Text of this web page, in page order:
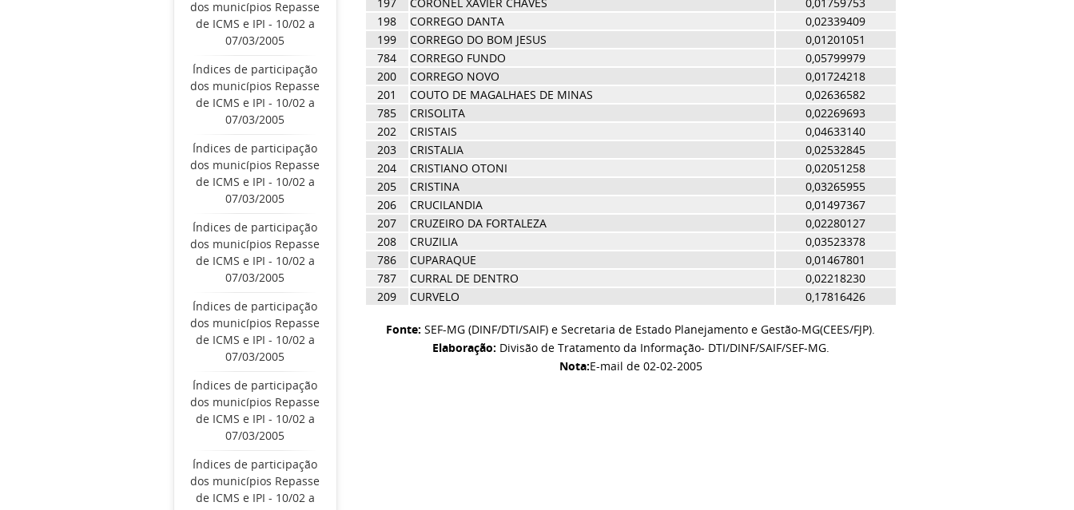
dos municípios Repasse
de ICMS e IPI - 10/02 a
07/03/2005
Índices de participação
dos municípios Repasse
de ICMS e IPI - 10/02 a
07/03/2005
Índices de participação
dos municípios Repasse
de ICMS e IPI - 10/02 a
07/03/2005
Índices de participação
dos municípios Repasse
de ICMS e IPI - 10/02 a
07/03/2005
Índices de participação
dos municípios Repasse
de ICMS e IPI - 10/02 a
07/03/2005
Índices de participação
dos municípios Repasse
de ICMS e IPI - 10/02 a
07/03/2005
Índices de participação
dos municípios Repasse
de ICMS e IPI - 10/02 a
198
CORREGO DANTA
0,02339409
199
CORREGO DO BOM JESUS
0,01201051
784
CORREGO FUNDO
0,05799979
200
CORREGO NOVO
0,01724218
201
COUTO DE MAGALHAES DE MINAS
0,02636582
785
CRISOLITA
0,02269693
202
CRISTAIS
0,04633140
203
CRISTALIA
0,02532845
204
CRISTIANO OTONI
0,02051258
205
CRISTINA
0,03265955
206
CRUCILANDIA
0,01497367
207
CRUZEIRO DA FORTALEZA
0,02280127
208
CRUZILIA
0,03523378
786
CUPARAQUE
0,01467801
787
CURRAL DE DENTRO
0,02218230
209
CURVELO 0,17816426
Fonte: SEF-MG (DINF/DTI/SAIF) e Secretaria de Estado Planejamento e Gestão-MG(CEES/FJP).
Elaboração: Divisão de Tratamento da Informação- DTI/DINF/SAIF/SEF-MG.
Nota:E-mail de 02-02-2005